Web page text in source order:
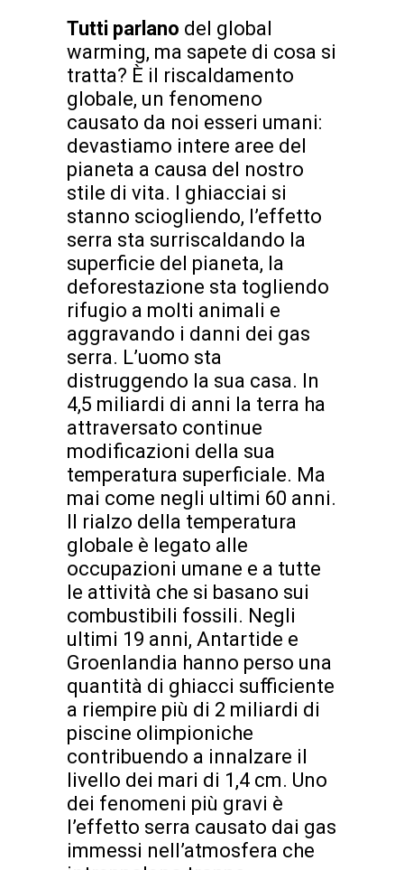
Tutti parlano del global
warming, ma sapete di cosa si
tratta? È il riscaldamento
globale, un fenomeno
causato da noi esseri umani:
devastiamo intere aree del
pianeta a causa del nostro
stile di vita. I ghiacciai si
stanno sciogliendo, l’effetto
serra sta surriscaldando la
superficie del pianeta, la
deforestazione sta togliendo
rifugio a molti animali e
aggravando i danni dei gas
serra. L’uomo sta
distruggendo la sua casa. In
4,5 miliardi di anni la terra ha
attraversato continue
modificazioni della sua
temperatura superficiale. Ma
mai come negli ultimi 60 anni.
Il rialzo della temperatura
globale è legato alle
occupazioni umane e a tutte
le attività che si basano sui
combustibili fossili. Negli
ultimi 19 anni, Antartide e
Groenlandia hanno perso una
quantità di ghiacci sufficiente
a riempire più di 2 miliardi di
piscine olimpioniche
contribuendo a innalzare il
livello dei mari di 1,4 cm. Uno
dei fenomeni più gravi è
l’effetto serra causato dai gas
immessi nell’atmosfera che